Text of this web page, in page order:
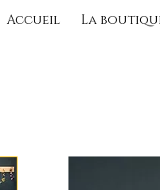
Accueil La